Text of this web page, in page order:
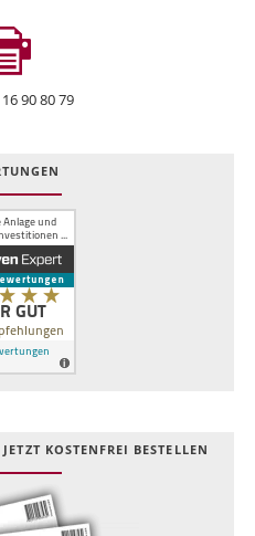
90 80 79
KOSTEN­FREI BESTELLEN